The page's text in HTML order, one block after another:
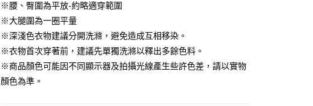
全家取貨付款
每筆NT$60，滿NT$1,000(含以上)免運費
付款後全家取貨
每筆NT$60，滿NT$1,000(含以上)免運費
※腰、臀圍為平放-約略適穿範圍
※大腿圍為一圈平量
※深淺色衣物建議分開洗滌，避免造成互相移染。
※衣物首次穿著前，建議先單獨洗滌以釋出多餘色料。
※商品顏色可能因不同顯示器及拍攝光線產生些許色差，請以實物
顏色為準。